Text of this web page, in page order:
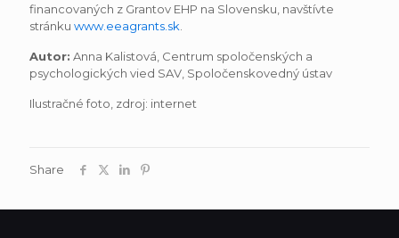
financovaných z Grantov EHP na Slovensku, navštívte
stránku www.eeagrants.sk
Autor: Anna Kalistová, Centrum spoločenských a
psychologických vied SAV, Spoločenskovedný ústav
Ilustračné foto, zdroj: internet
Share